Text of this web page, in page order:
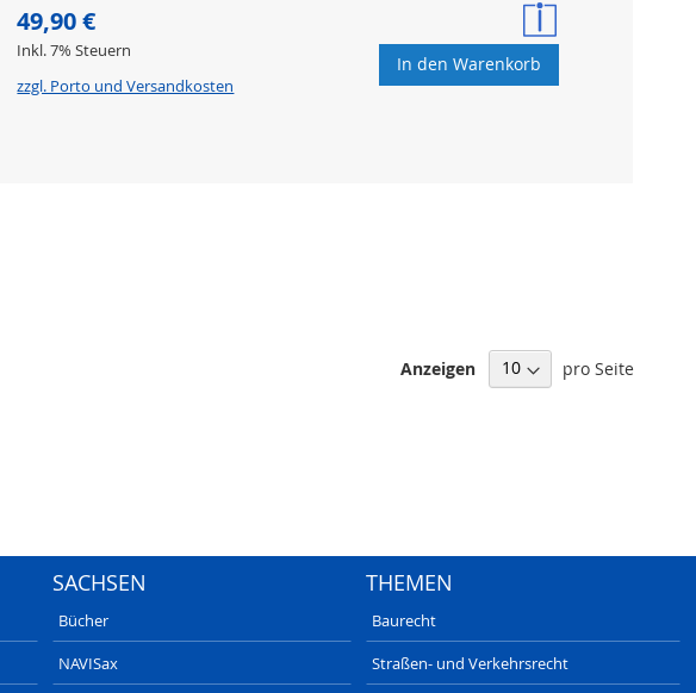
49,90 €
Inkl. 7% Steuern
zzgl. Porto und Versandkosten
In den Warenkorb
Anzeigen pro Seite
SACHSEN
Bücher
NAVISax
THEMEN
Baurecht
Straßen- und Verkehrsrecht